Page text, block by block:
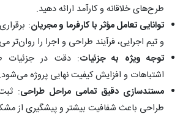
طرح‌های خلاقانه و کارآمد ارائه دهید.
توانایی تعامل مؤثر با کارفرما و مجریان:
و تیم اجرایی، فرآیند طراحی و اجرا را روان‌تر
توجه ویژه به جزئیات: دقت در جزئیات
اشتباهات و افزایش کیفیت نهایی پروژه می‌شود.
مستندسازی دقیق تمامی مراحل طراحی:
طراحی باعث شفافیت بیشتر و پیشگیری از